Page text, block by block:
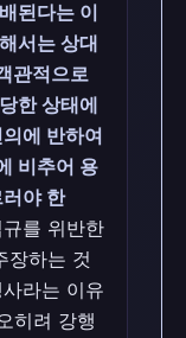
된다는 이
서는 상대
관적으로
한 상태에
에 반하여
비추어 용
야 한
를 위반한
장하는 것
라는 이유
히려 강행